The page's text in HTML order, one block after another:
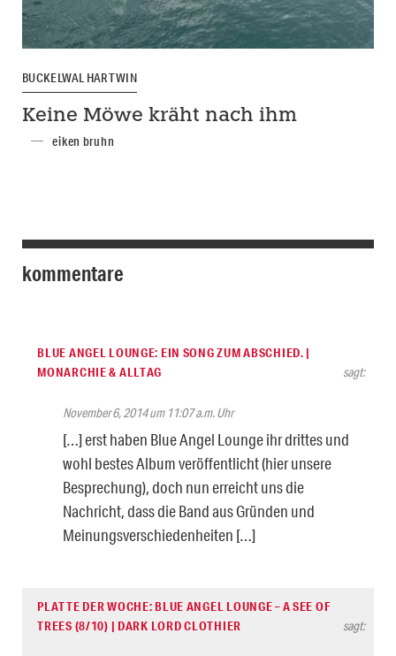
BUCKELWAL HARTWIN
Keine Möwe kräht nach ihm
eiken bruhn
kommentare
BLUE ANGEL LOUNGE: EIN SONG ZUM ABSCHIED. |
MONARCHIE & ALLTAG
sagt:
November 6, 2014 um 11:07 a.m. Uhr
[…] erst haben Blue Angel Lounge ihr drittes und
wohl bestes Album veröffentlicht (hier unsere
Besprechung), doch nun erreicht uns die
Nachricht, dass die Band aus Gründen und
Meinungsverschiedenheiten […]
PLATTE DER WOCHE: BLUE ANGEL LOUNGE – A SEE OF
TREES (8/10) | DARK LORD CLOTHIER
sagt: